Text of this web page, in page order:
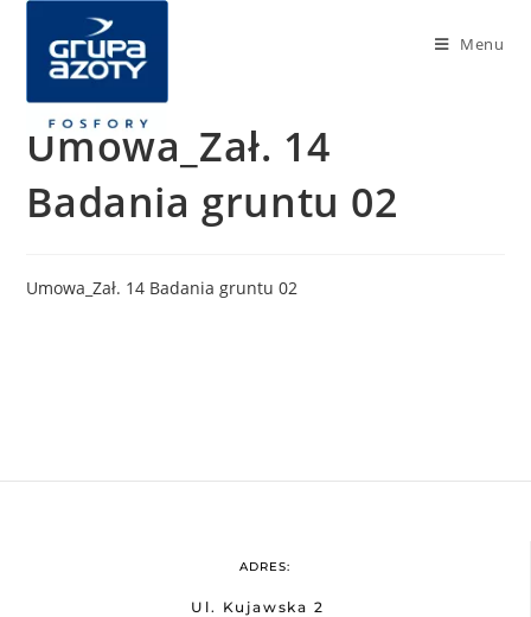
Menu
Umowa_Zał. 14
Badania gruntu 02
Umowa_Zał. 14 Badania gruntu 02
ADRES:
Ul. Kujawska 2